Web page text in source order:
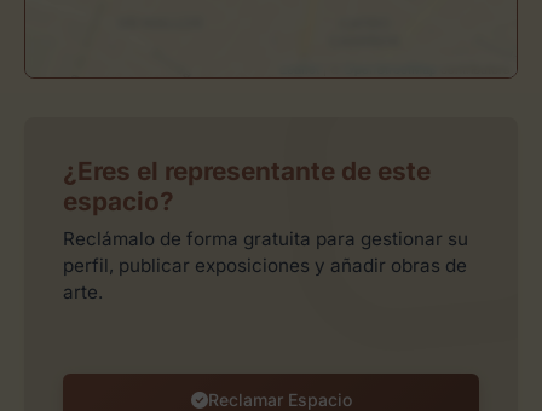
¿Eres el representante de este
espacio?
Reclámalo de forma gratuita para gestionar su
perfil, publicar exposiciones y añadir obras de
arte.
Reclamar Espacio